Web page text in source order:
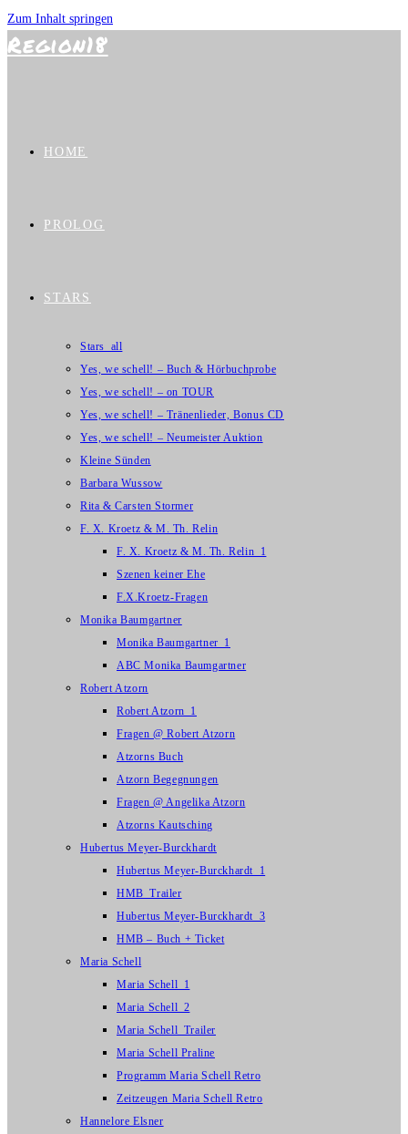
Zum Inhalt springen
Region18
HOME
PROLOG
STARS
Stars_all
Yes, we schell! – Buch & Hörbuchprobe
Yes, we schell! – on TOUR
Yes, we schell! – Tränenlieder, Bonus CD
Yes, we schell! – Neumeister Auktion
Kleine Sünden
Barbara Wussow
Rita & Carsten Stormer
F. X. Kroetz & M. Th. Relin
F. X. Kroetz & M. Th. Relin_1
Szenen keiner Ehe
F.X.Kroetz-Fragen
Monika Baumgartner
Monika Baumgartner_1
ABC Monika Baumgartner
Robert Atzorn
Robert Atzorn_1
Fragen @ Robert Atzorn
Atzorns Buch
Atzorn Begegnungen
Fragen @ Angelika Atzorn
Atzorns Kautsching
Hubertus Meyer-Burckhardt
Hubertus Meyer-Burckhardt_1
HMB_Trailer
Hubertus Meyer-Burckhardt_3
HMB – Buch + Ticket
Maria Schell
Maria Schell_1
Maria Schell_2
Maria Schell_Trailer
Maria Schell Praline
Programm Maria Schell Retro
Zeitzeugen Maria Schell Retro
Hannelore Elsner